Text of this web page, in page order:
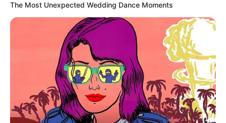
FESTIVAL FOLCLÓRICO
COLOMBIANO
Ibagué habilita zonas
exclusivas para personas
en situación de
discapacidad en desfile de
San Juan
CIERRES VIALES
The Most Unexpected Wedding Dance Moments